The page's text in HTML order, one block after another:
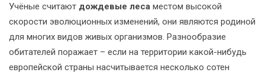
Учёные считают дождевые леса местом высокой
скорости эволюционных изменений, они являются родиной
для многих видов живых организмов. Разнообразие
обитателей поражает – если на территории какой-нибудь
европейской страны насчитывается несколько сотен